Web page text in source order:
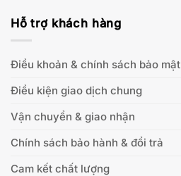
Hỗ trợ khách hàng
Điều khoản & chính sách bảo mật
Điều kiện giao dịch chung
Vận chuyển & giao nhận
Chính sách bảo hành & đổi trả
Cam kết chất lượng